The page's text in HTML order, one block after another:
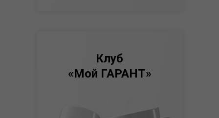
Клуб
«Мой ГАРАНТ»